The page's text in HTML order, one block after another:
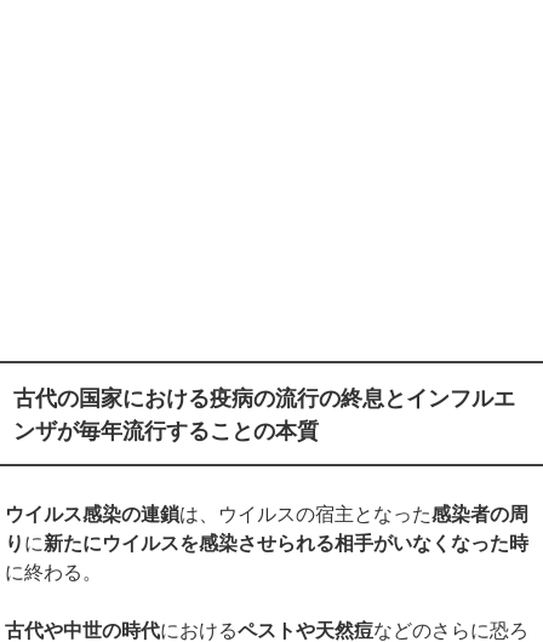
古代の国家における疫病の流行の終息とインフルエ
ンザが毎年流行することの本質
ウイルス感染の連鎖は、ウイルスの宿主となった感染者の周
り に新たにウイルスを感染させられる相手がいなくなった時
に終わる。
古代や中世の時代におけるペストや天然痘などのさらに恐ろ